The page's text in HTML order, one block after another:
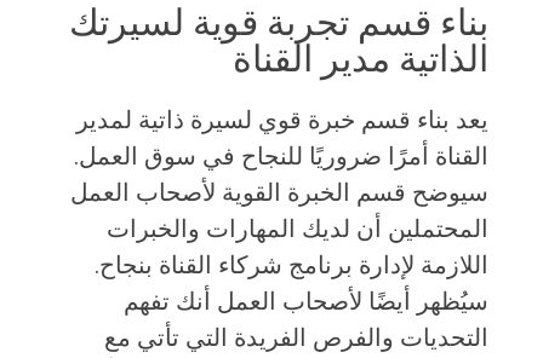
بناء قسم تجربة قوية لسيرتك
الذاتية مدير القناة
يعد بناء قسم خبرة قوي لسيرة ذاتية لمدير
القناة أمرًا ضروريًا للنجاح في سوق العمل.
سيوضح قسم الخبرة القوية لأصحاب العمل
المحتملين أن لديك المهارات والخبرات
اللازمة لإدارة برنامج شركاء القناة بنجاح.
سيُظهر أيضًا لأصحاب العمل أنك تفهم
التحديات والفرص الفريدة التي تأتي مع